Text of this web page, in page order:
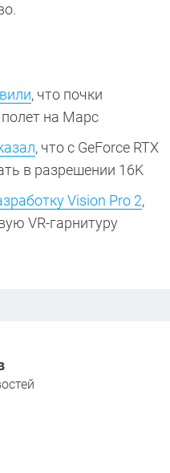
, что почки
на Марс
, что с GeForce RTX
в разрешении 16K
Vision Pro 2,
VR-гарнитуру